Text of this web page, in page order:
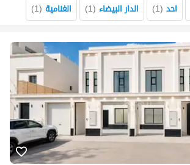
احد (
1
) الدار البيضاء (
1
) الغنامية (
1
)